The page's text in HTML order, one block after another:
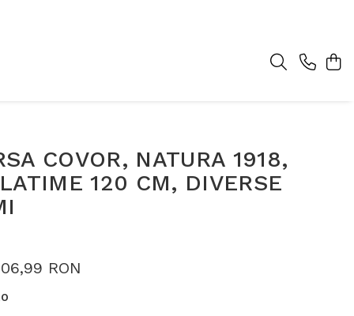
COVOR, NATURA 1918,
120 CM, DIVERSE
RON